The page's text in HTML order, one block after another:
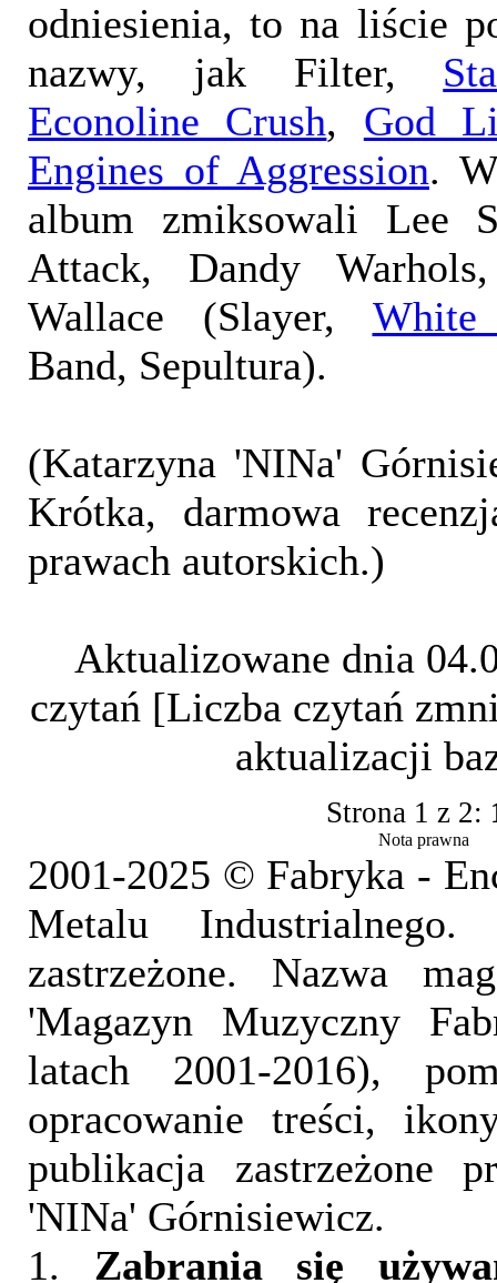
odniesienia, to na liście
nazwy, jak Filter,
Econoline Crush, God
Engines of Aggression.
album zmiksowali Lee
Attack, Dandy
Wallace (Slayer,
Band, Sepultura).
(Katarzyna 'NINa'
Krótka, darmowa
prawach autorskich.)
Aktualizowane dnia
czytań [Liczba czytań
aktualizacji
Strona 1 z 2:
Nota prawna
2001-2025 © Fabryka -
Metalu
zastrzeżone. Nazwa
'Magazyn Muzyczny
latach 2001-2016),
opracowanie treści,
publikacja zastrzeżone
'NINa' Górnisiewicz.
1. Zabrania się